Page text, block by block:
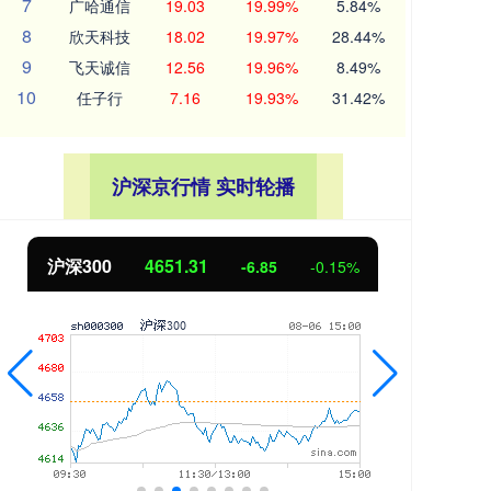
广哈通信 19.03 19.99% 5.84%
8 欣天科技 18.02 19.97% 28.44%
9 飞天诚信 12.56 19.96% 8.49%
10 任子行 7.16 19.93% 31.42%
沪深京行情 实时轮播
沪深300 4651.31 -6.85 -0.15%